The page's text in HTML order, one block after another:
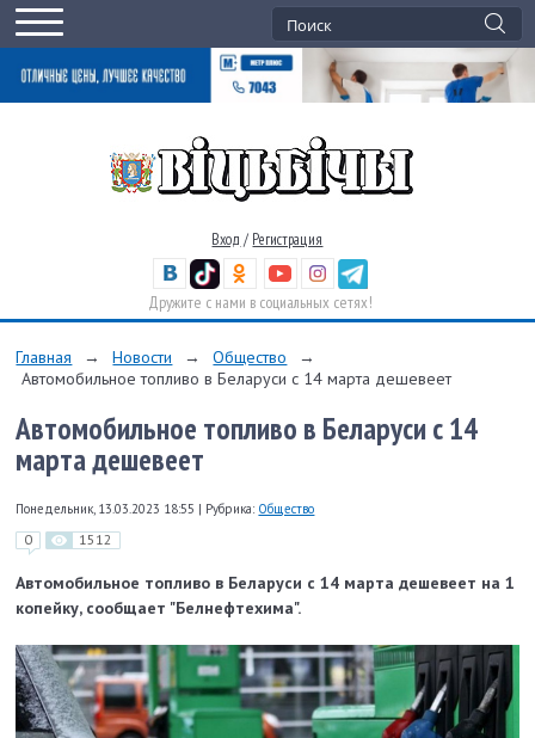
Вход / Регистрация
Дружите с нами в социальных сетях!
Главная → Новости → Общество
→
Автомобильное топливо в Беларуси с 14 марта дешевеет
Автомобильное топливо в Беларуси с 14
марта дешевеет
Понедельник, 13.03.2023 18:55 | Рубрика: Общество
0 1512
Автомобильное топливо в Беларуси с 14 марта дешевеет на 1
копейку, сообщает "Белнефтехима".